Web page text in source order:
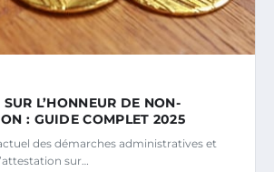
L’HONNEUR DE NON-
: GUIDE COMPLET 2025
des démarches administratives et
sur…